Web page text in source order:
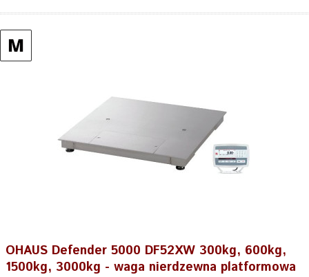
OHAUS Defender 5000 DF52XW 300kg, 600kg,
1500kg, 3000kg - waga nierdzewna platformowa